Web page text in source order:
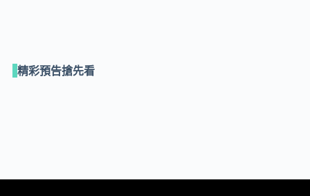
精彩預告搶先看